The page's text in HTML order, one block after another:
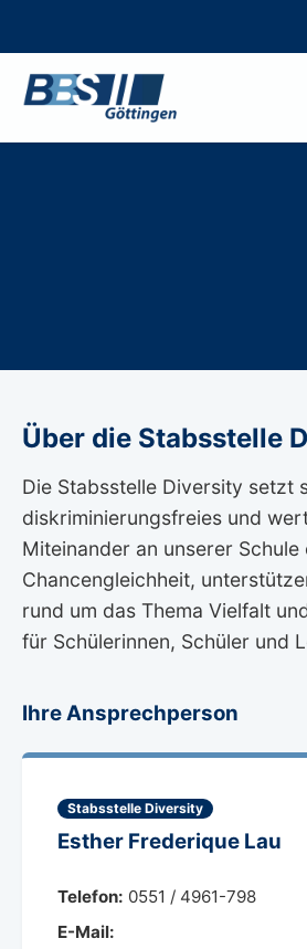
Über die Stabsstelle
Die Stabsstelle Diversity setzt
diskriminierungsfreies und
Miteinander an unserer
Chancengleichheit,
rund um das Thema Vielfalt
für Schülerinnen, Schüler und
Ihre Ansprechperson
Stabsstelle Diversity
Esther Frederique Lau
Telefon: 0551 / 4961-798
E-Mail: